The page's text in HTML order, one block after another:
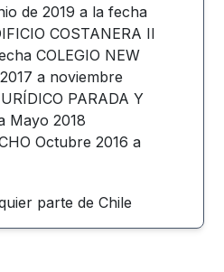
de 2019 a la fecha
COSTANERA II
COLEGIO NEW
a noviembre
PARADA Y
Mayo 2018
Octubre 2016 a
parte deChile